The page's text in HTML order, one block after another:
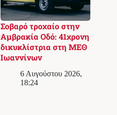
Σοβαρό τροχαίο στην
Αμβρακία Οδό: 41χρονη
δικυκλίστρια στη ΜΕΘ
Ιωαννίνων
6 Αυγούστου 2026,
18:24